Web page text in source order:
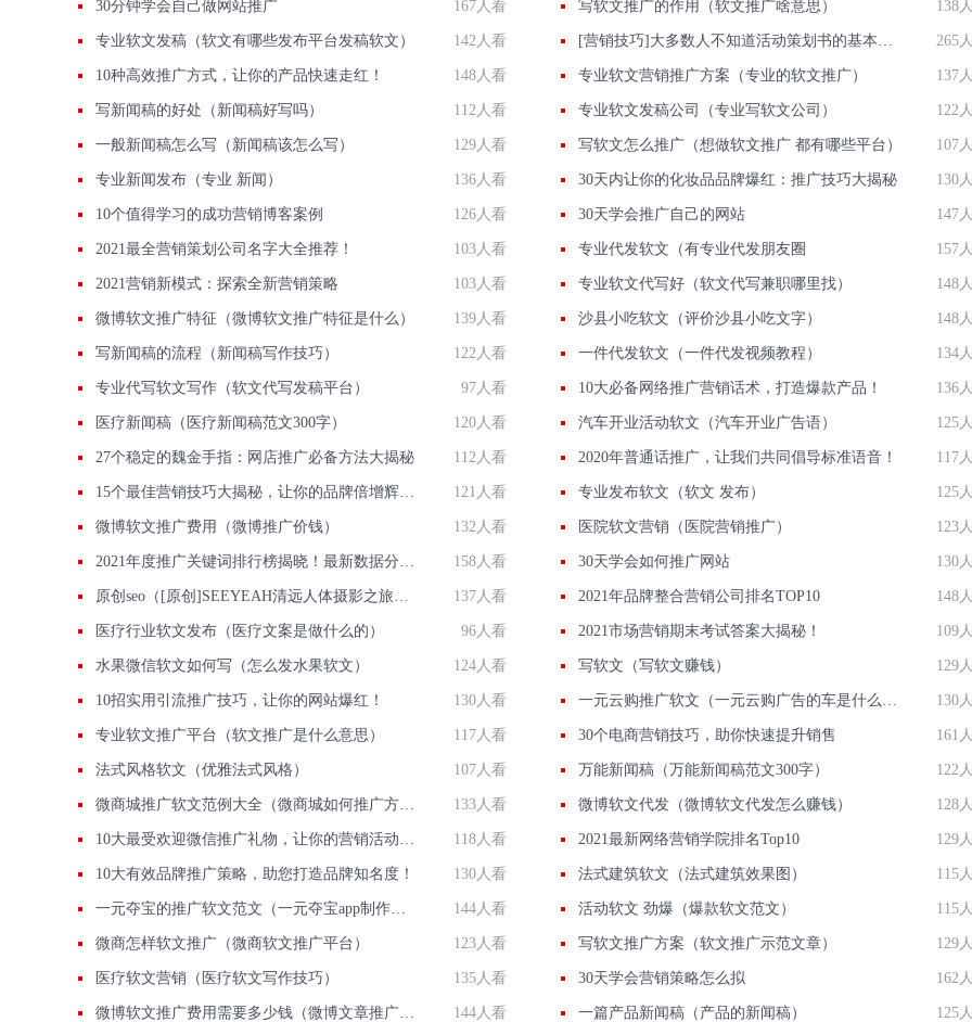
30分钟学会自己做网站推广 167人看 写软文推广的作用（软文推广啥意思） 138
专业软文发稿（软文有哪些发布平台发稿软文） 142人看 [营销技巧]大多数人不知道活动策划书的基本样式是什么,我们一起了解下 265
10种高效推广方式，让你的产品快速走红！ 148人看 专业软文营销推广方案（专业的软文推广） 137
写新闻稿的好处（新闻稿好写吗） 112人看 专业软文发稿公司（专业写软文公司） 122
一般新闻稿怎么写（新闻稿该怎么写） 129人看 写软文怎么推广（想做软文推广 都有哪些平台） 107
专业新闻发布（专业 新闻） 136人看 30天内让你的化妆品品牌爆红：推广技巧大揭秘 130
10个值得学习的成功营销博客案例 126人看 30天学会推广自己的网站 147
2021最全营销策划公司名字大全推荐！ 103人看 专业代发软文（有专业代发朋友圈 157
2021营销新模式：探索全新营销策略 103人看 专业软文代写好（软文代写兼职哪里找） 148
微博软文推广特征（微博软文推广特征是什么） 139人看 沙县小吃软文（评价沙县小吃文字） 148
写新闻稿的流程（新闻稿写作技巧） 122人看 一件代发软文（一件代发视频教程） 134
专业代写软文写作（软文代写发稿平台） 97人看 10大必备网络推广营销话术，打造爆款产品！ 136
医疗新闻稿（医疗新闻稿范文300字） 120人看 汽车开业活动软文（汽车开业广告语） 125
27个稳定的魏金手指：网店推广必备方法大揭秘 112人看 2020年普通话推广，让我们共同倡导标准语音！ 117
15个最佳营销技巧大揭秘，让你的品牌倍增辉煌！ 121人看 专业发布软文（软文 发布） 125
微博软文推广费用（微博推广价钱） 132人看 医院软文营销（医院营销推广） 123
2021年度推广关键词排行榜揭晓！最新数据分析，助你轻松提升网站流量！ 158人看 30天学会如何推广网站 130
原创seo（[原创]SEEYEAH清远人体摄影之旅花絮---人像拍摄） 137人看 2021年品牌整合营销公司排名TOP10 148
医疗行业软文发布（医疗文案是做什么的） 96人看 2021市场营销期末考试答案大揭秘！ 109
水果微信软文如何写（怎么发水果软文） 124人看 写软文（写软文赚钱） 129
10招实用引流推广技巧，让你的网站爆红！ 130人看 一元云购推广软文（一元云购广告的车是什么牌子） 130
专业软文推广平台（软文推广是什么意思） 117人看 30个电商营销技巧，助你快速提升销售 161
法式风格软文（优雅法式风格） 107人看 万能新闻稿（万能新闻稿范文300字） 122
微商城推广软文范例大全（微商城如何推广方案） 133人看 微博软文代发（微博软文代发怎么赚钱） 128
10大最受欢迎微信推广礼物，让你的营销活动更有吸引力！ 118人看 2021最新网络营销学院排名Top10 129
10大有效品牌推广策略，助您打造品牌知名度！ 130人看 法式建筑软文（法式建筑效果图） 115
一元夺宝的推广软文范文（一元夺宝app制作费用） 144人看 活动软文 劲爆（爆款软文范文） 115
微商怎样软文推广（微商软文推广平台） 123人看 写软文推广方案（软文推广示范文章） 129
医疗软文营销（医疗软文写作技巧） 135人看 30天学会营销策略怎么拟 162
微博软文推广费用需要多少钱（微博文章推广有用吗） 144人看 一篇产品新闻稿（产品的新闻稿） 125